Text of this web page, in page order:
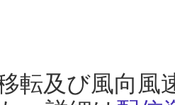
転及び風向風